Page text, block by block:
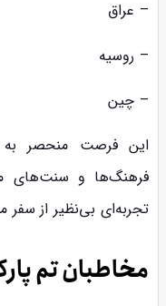
– عراق
– روسیه
– چین
این فرصت منحصر به
فرهنگ‌ها و سنت‌های
تجربه‌ای بی‌نظیر از سفر
مخاطبان تم